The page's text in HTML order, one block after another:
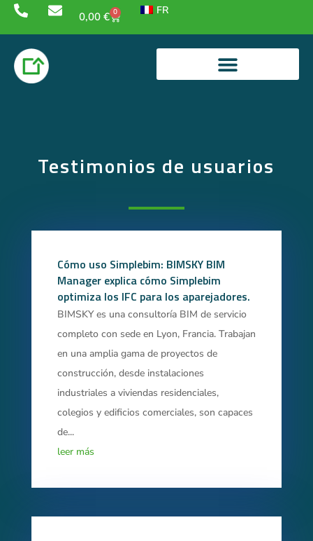
0,00 € 0 FR
Testimonios de usuarios
Cómo uso Simplebim: BIMSKY BIM
Manager explica cómo Simplebim
optimiza los IFC para los aparejadores.
BIMSKY es una consultoría BIM de servicio
completo con sede en Lyon, Francia. Trabajan
en una amplia gama de proyectos de
construcción, desde instalaciones
industriales a viviendas residenciales,
colegios y edificios comerciales, son capaces
de...
leer más